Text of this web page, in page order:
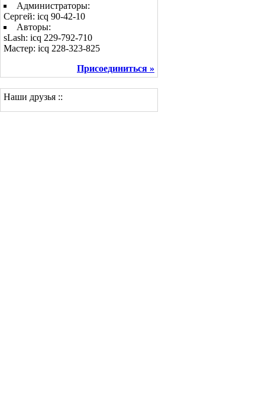
Администраторы:
Сергей: icq 90-42-10
Авторы:
sLash: icq 229-792-710
Мастер: icq 228-323-825
Присоединиться »
Наши друзья ::